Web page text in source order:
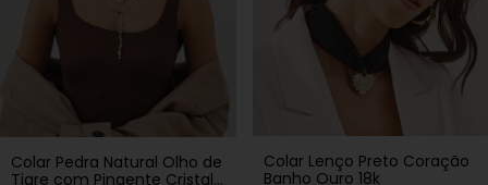
Colar Pedra Natural Olho de
Tigre com Pingente Cristal
Colar Lenço Preto Coração
Banho Ouro 18k